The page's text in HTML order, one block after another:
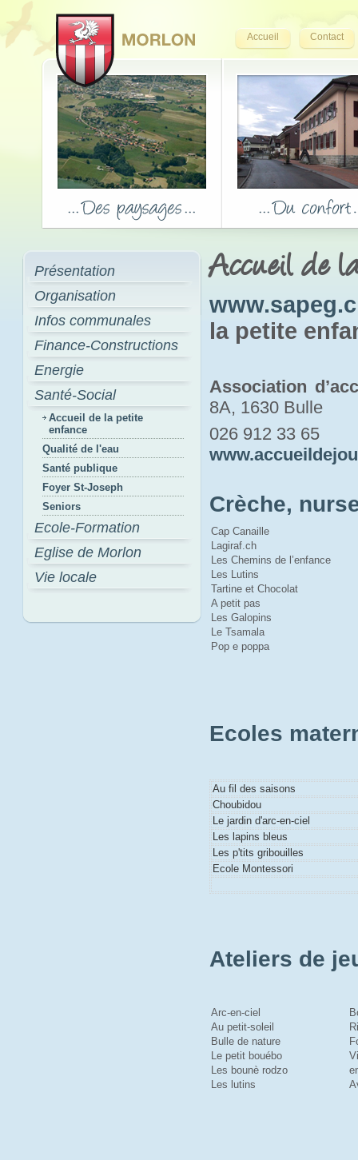
Accueil Contact
Présentation
Organisation
Infos communales
Finance-Constructions
Energie
Santé-Social
Accueil de la petite
enfance
Qualité de l'eau
Santé publique
Foyer St-Joseph
Seniors
Ecole-Formation
Eglise de Morlon
Vie locale
Accueil de
la petite
Association
8A, 1630 Bulle
026 912 33 65
Crèche,
Cap Canaille
Lagiraf.ch
Les Chemins de l’enfance
Les Lutins
Tartine et Chocolat
A petit pas
Les Galopins
Le Tsamala
Pop e poppa
Ecoles
Au fil des saisons
Choubidou
Le jardin d'arc-en-ciel
Les lapins bleus
Les p'tits gribouilles
Ecole Montessori
Ateliers de
Arc-en-ciel
Au petit-soleil
Bulle de nature
Le petit bouébo
Les bounè rodzo
Les lutins